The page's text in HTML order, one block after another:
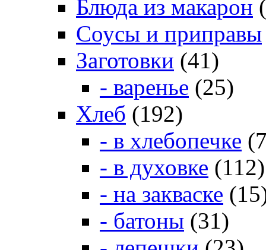
Блюда из макарон
Соусы и приправы
Заготовки (41)
- варенье (25)
Хлеб (192)
- в хлебопечке
- в духовке (112)
- на закваске
- батоны (31)